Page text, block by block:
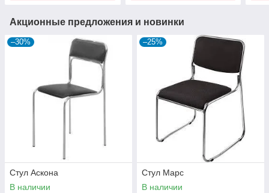
Акционные предложения и новинки
–30%
Стул Аскона
В наличии
–25%
Стул Марс
В наличии